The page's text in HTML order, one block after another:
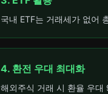
국내 ETF는 거래세가 없어
4. 환전 우대 최대화
해외주식 거래 시 환율 우